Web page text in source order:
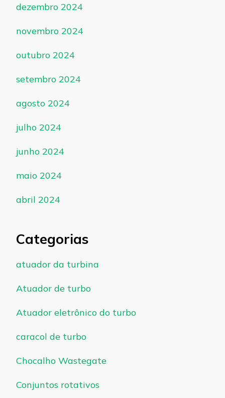
dezembro 2024
novembro 2024
outubro 2024
setembro 2024
agosto 2024
julho 2024
junho 2024
maio 2024
abril 2024
Categorias
atuador da turbina
Atuador de turbo
Atuador eletrônico do turbo
caracol de turbo
Chocalho Wastegate
Conjuntos rotativos